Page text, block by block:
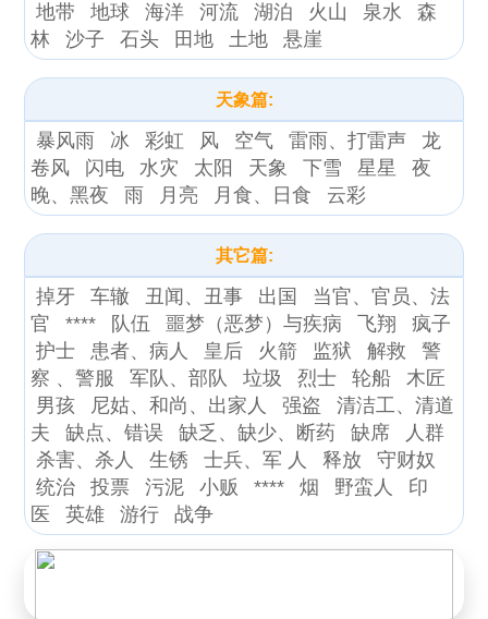
地带 地球 海洋 河流 湖泊 火山 泉水
森
林
沙子 石头 田地 土地 悬崖
天象篇:
暴风雨 冰 彩虹 风 空气 雷雨、打雷声
龙
卷风
闪电 水灾 太阳 天象 下雪 星星
夜
晚、黑夜
雨 月亮 月食、日食 云彩
其它篇:
掉牙 车辙 丑闻、丑事 出国
当官、官员、法
官
**** 队伍 噩梦（恶梦）与疾病 飞翔
疯子
护士
患者、病人 皇后 火箭 监狱 解救
警
察 、警服
军队、部队 垃圾 烈士 轮船
木匠
男孩
尼姑、和尚、出家人 强盗
清洁工、清道
夫
缺点、错误 缺乏、缺少、断药 缺席
人群
杀害、杀人
生锈 士兵、军 人 释放
守财奴
统治
投票 污泥 小贩 **** 烟 野蛮人
印
医
英雄 游行 战争